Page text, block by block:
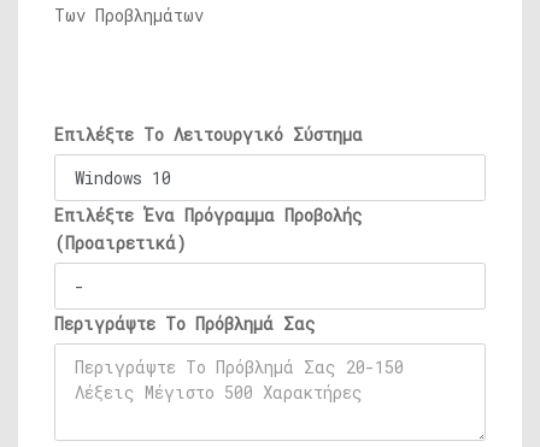
Των Προβλημάτων
Επιλέξτε Το Λειτουργικό Σύστημα
Επιλέξτε Ένα Πρόγραμμα Προβολής
(Προαιρετικά)
Περιγράψτε Το Πρόβλημά Σας